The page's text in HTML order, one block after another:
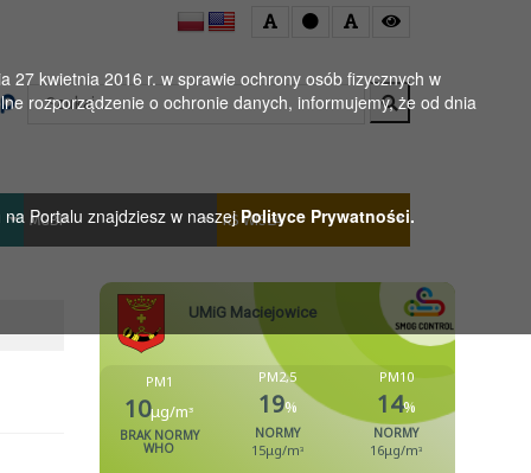
27 kwietnia 2016 r. w sprawie ochrony osób fizycznych w
rozporządzenie o ochronie danych, informujemy, że od dnia
Portalu znajdziesz w naszejPolityce Prywatności.
Wyszukaj
MGBP KS WISŁA